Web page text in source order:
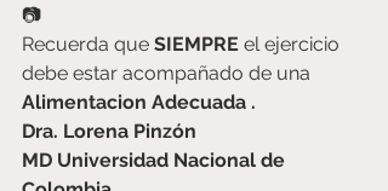
📷
Recuerda que SIEMPRE el ejercicio
debe estar acompañado de una
Alimentacion Adecuada .
Dra. Lorena Pinzón
MD Universidad Nacional de